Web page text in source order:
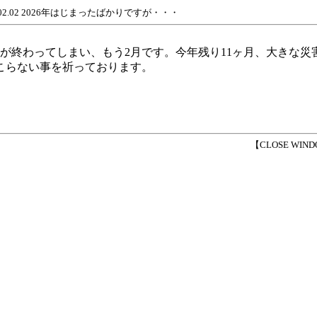
2026年はじまったばかりですが・・・
終わってしまい、もう2月です。今年残り11ヶ月、大きな災
らない事を祈っております。
【CLOSE